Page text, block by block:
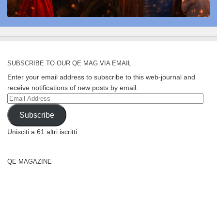
SUBSCRIBE TO OUR QE MAG VIA EMAIL
Enter your email address to subscribe to this web-journal and
receive notifications of new posts by email.
Email
Address
Subscribe
Unisciti a 61 altri iscritti
QE-MAGAZINE